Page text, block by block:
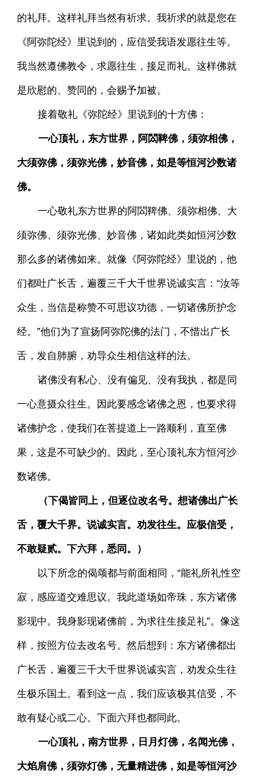
的礼拜。这样礼拜当然有祈求。我祈求的就是您在
《阿弥陀经》里说到的，应信受我语发愿往生等。
我当然遵佛教令，求愿往生，接足而礼。这样佛就
是欣慰的、赞同的，会赐予加被。
接着敬礼《弥陀经》里说到的十方佛：
一心顶礼，东方世界，阿閦鞞佛，须弥相佛，
大须弥佛，须弥光佛，妙音佛，如是等恒河沙数诸
佛。
一心敬礼东方世界的阿閦鞞佛、须弥相佛、大
须弥佛、须弥光佛、妙音佛，诸如此类如恒河沙数
那么多的诸佛如来。就像《阿弥陀经》里说的，他
们都吐广长舌，遍覆三千大千世界说诚实言：“汝等
众生，当信是称赞不可思议功德，一切诸佛所护念
经。”他们为了宣扬阿弥陀佛的法门，不惜出广长
舌，发自肺腑，劝导众生相信这样的法。
诸佛没有私心、没有偏见、没有我执，都是同
一心意摄众往生。因此要感念诸佛之恩，也要求得
诸佛护念，使我们在菩提道上一路顺利，直至佛
果，这是不可缺少的。因此，至心顶礼东方恒河沙
数诸佛。
（下偈皆同上，但逐位改名号。想诸佛出广长
舌，覆大千界。说诚实言。劝发往生。应极信受，
不敢疑贰。下六拜，悉同。）
以下所念的偈颂都与前面相同，“能礼所礼性空
寂，感应道交难思议。我此道场如帝珠，东方诸佛
影现中。我身影现诸佛前，为求往生接足礼”。像这
样，按照方位去改名号。然后想到：东方诸佛都出
广长舌，遍覆三千大千世界说诚实言，劝发众生往
生极乐国土。看到这一点，我们应该极其信受，不
敢有疑心或二心。下面六拜也都同此。
一心顶礼，南方世界，日月灯佛，名闻光佛，
大焰肩佛，须弥灯佛，无量精进佛，如是等恒河沙